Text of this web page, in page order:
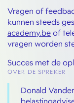
Vragen of
kunnen steeds
academy.be of
vragen worden
Succes met de
OVER DE SPREKER
Donald